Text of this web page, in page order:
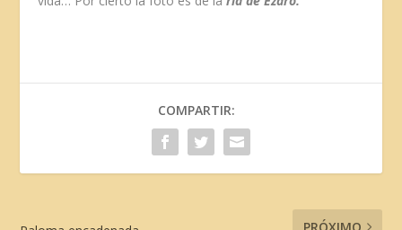
COMPARTIR: